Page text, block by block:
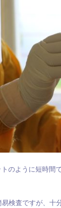
のように短時
検査ですが、